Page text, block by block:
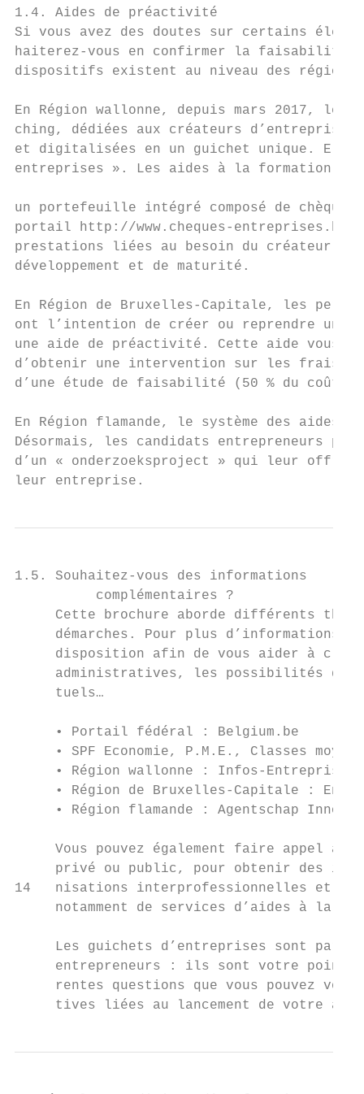
1.4. Aides de préactivité
Si vous avez des doutes sur certains
haiterez-vous en confirmer la faisabilité
dispositifs existent au niveau des régions
En Région wallonne, depuis mars 2017,
ching, dédiées aux créateurs
et digitalisées en un guichet unique. Elles
entreprises ». Les aides à la formation, au
un portefeuille intégré composé de
portail http://www.cheques-entreprises.be.
prestations liées au besoin du créateur
développement et de maturité.
En Région de Bruxelles-Capitale, les
ont l’intention de créer ou reprendre
une aide de préactivité. Cette aide vous
d’obtenir une intervention sur les frais
d’une étude de faisabilité (50 % du coût
En Région flamande, le système des
Désormais, les candidats entrepreneurs
d’un « onderzoeksproject » qui leur offre
leur entreprise.
1.5. Souhaitez-vous des informations
          complémentaires ?
Cette brochure aborde différents
démarches. Pour plus d’informations,
disposition afin de vous aider à
administratives, les possibilités de
     tuels…
     • Portail fédéral : Belgium.be
• SPF Economie, P.M.E., Classes
     • Région wallonne : Infos-Entreprises
• Région de Bruxelles-Capitale :
• Région flamande : Agentschap
Vous pouvez également faire appel à
privé ou public, pour obtenir des
14   nisations interprofessionnelles et
notamment de services d’aides à la
Les guichets d’entreprises sont par
entrepreneurs : ils sont votre point
rentes questions que vous pouvez
tives liées au lancement de votre